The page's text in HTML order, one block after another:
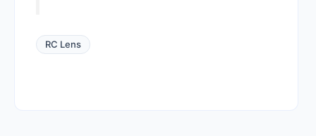
RC Lens